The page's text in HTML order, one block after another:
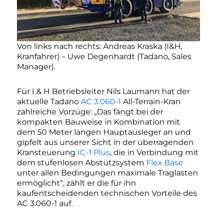
Von links nach rechts: Andreas Kraska (I&H,
Kranfahrer) – Uwe Degenhardt (Tadano, Sales
Manager).
Für I & H Betriebsleiter Nils Laumann hat der
aktuelle Tadano AC 3.060-1 All-Terrain-Kran
zahlreiche Vorzüge: „Das fängt bei der
kompakten Bauweise in Kombination mit
dem 50 Meter langen Hauptausleger an und
gipfelt aus unserer Sicht in der überragenden
Kransteuerung IC-1 Plus, die in Verbindung mit
dem stufenlosen Abstützsystem Flex Base
unter allen Bedingungen maximale Traglasten
ermöglicht“, zählt er die für ihn
kaufentscheidenden technischen Vorteile des
AC 3.060-1 auf.